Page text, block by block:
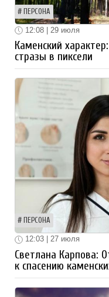
ПЕРСОНА
12:08 | 29 июля
Каменский
стразы в пиксели
ПЕРСОНА
12:03 | 27 июля
Светлана Карпова:
к спасению